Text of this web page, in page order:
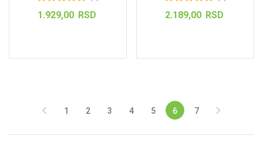
1.929,00 RSD 2.189,00 RSD
1 2 3 4 5 6 7